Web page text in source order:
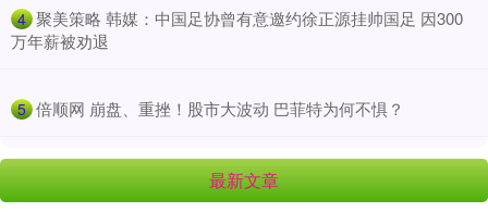
4 ​聚美策略 韩媒：中国足协曾有意邀约徐正源挂帅国足 因300
万年薪被劝退
5 ​倍顺网 崩盘、重挫！股市大波动 巴菲特为何不惧？
最新文章